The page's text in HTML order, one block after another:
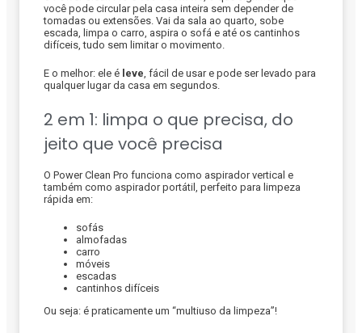
você pode circular pela casa inteira sem depender de
tomadas ou extensões. Vai da sala ao quarto, sobe
escada, limpa o carro, aspira o sofá e até os cantinhos
difíceis, tudo sem limitar o movimento.
E o melhor: ele é leve , fácil de usar e pode ser levado para
qualquer lugar da casa em segundos.
2 em 1: limpa o que precisa, do
jeito que você precisa
O Power Clean Pro funciona como aspirador vertical e
também como aspirador portátil, perfeito para limpeza
rápida em:
sofás
almofadas
carro
móveis
escadas
cantinhos difíceis
Ou seja: é praticamente um “multiuso da limpeza”!